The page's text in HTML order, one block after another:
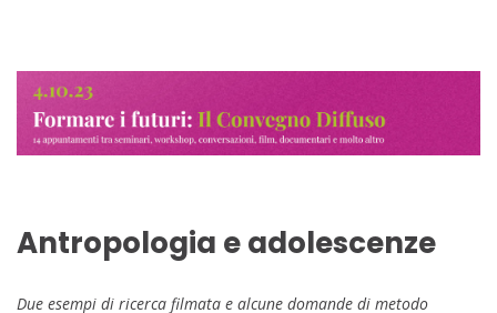
Antropologia e adolescenze
Due esempi di ricerca filmata e alcune domande di metodo